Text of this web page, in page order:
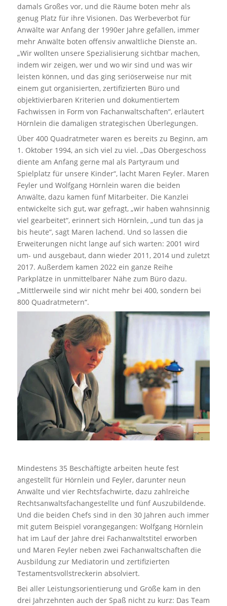
damals Großes vor, und die Räume boten mehr als
genug Platz für ihre Visionen. Das Werbeverbot für
Anwälte war Anfang der 1990er Jahre gefallen, immer
mehr Anwälte boten offensiv anwaltliche Dienste an.
„Wir wollten unsere Spezialisierung sichtbar machen,
indem wir zeigen, wer und wo wir sind und was wir
leisten können, und das ging seriöserweise nur mit
einem gut organisierten, zertifizierten Büro und
objektivierbaren Kriterien und dokumentiertem
Fachwissen in Form von Fachanwaltschaften“, erläutert
Hörnlein die damaligen strategischen Überlegungen.
Über 400 Quadratmeter waren es bereits zu Beginn, am
1. Oktober 1994, an sich viel zu viel. „Das Obergeschoss
diente am Anfang gerne mal als Partyraum und
Spielplatz für unsere Kinder“, lacht Maren Feyler. Maren
Feyler und Wolfgang Hörnlein waren die beiden
Anwälte, dazu kamen fünf Mitarbeiter. Die Kanzlei
entwickelte sich gut, war gefragt, „wir haben wahnsinnig
viel gearbeitet“, erinnert sich Hörnlein, „und tun das ja
bis heute“, sagt Maren lachend. Und so lassen die
Erweiterungen nicht lange auf sich warten: 2001 wird
um- und ausgebaut, dann wieder 2011, 2014 und zuletzt
2017. Außerdem kamen 2022 ein ganze Reihe
Parkplätze in unmittelbarer Nähe zum Büro dazu.
„Mittlerweile sind wir nicht mehr bei 400, sondern bei
800 Quadratmetern“.
Mindestens 35 Beschäftigte arbeiten heute fest
angestellt für Hörnlein und Feyler, darunter neun
Anwälte und vier Rechtsfachwirte, dazu zahlreiche
Rechtsanwaltsfachangestellte und fünf Auszubildende.
Und die beiden Chefs sind in den 30 Jahren auch immer
mit gutem Beispiel vorangegangen: Wolfgang Hörnlein
hat im Lauf der Jahre drei Fachanwaltstitel erworben
und Maren Feyler neben zwei Fachanwaltschaften die
Ausbildung zur Mediatorin und zertifizierten
Testamentsvollstreckerin absolviert.
Bei aller Leistungsorientierung und Größe kam in den
drei Jahrzehnten auch der Spaß nicht zu kurz: Das Team